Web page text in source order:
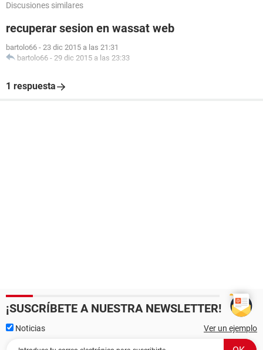
Discusiones similares
recuperar sesion en wassat web
bartolo66 - 23 dic 2015 a las 21:31
bartolo66 - 29 dic 2015 a las 23:33
1 respuesta
¡SUSCRÍBETE A NUESTRA NEWSLETTER!
Noticias Ver un ejemplo